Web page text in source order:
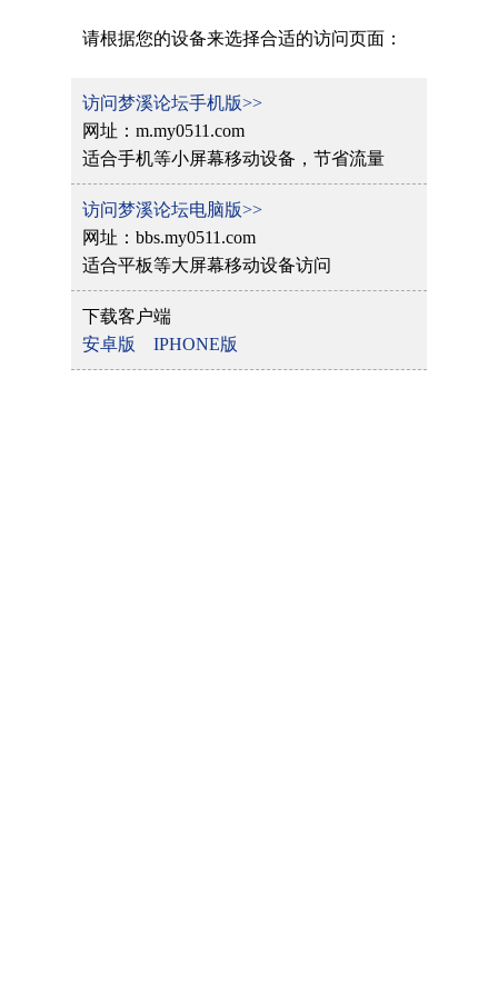
请根据您的设备来选择合适的访问页面：
访问梦溪论坛手机版>>
网址：m.my0511.com
适合手机等小屏幕移动设备，节省流量
访问梦溪论坛电脑版>>
网址：bbs.my0511.com
适合平板等大屏幕移动设备访问
下载客户端
安卓版
IPHONE版